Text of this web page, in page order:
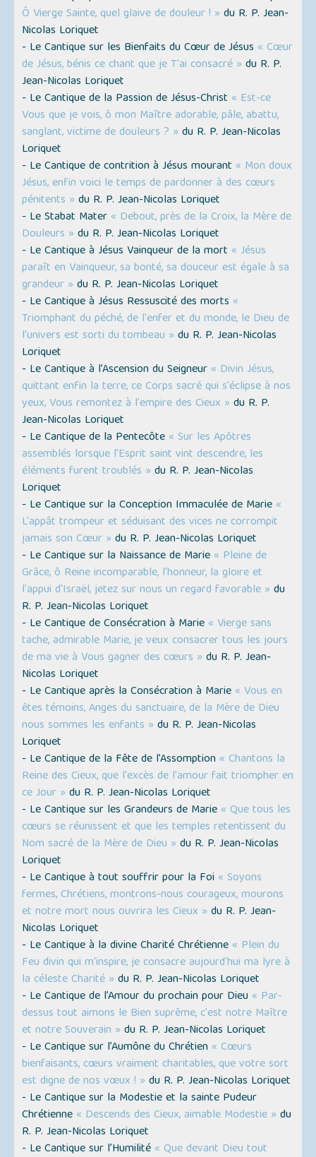
Ô Vierge Sainte, quel glaive de douleur ! » du R. P. Jean-
Nicolas Loriquet
- Le Cantique sur les Bienfaits du Cœur de Jésus « Cœur
de Jésus, bénis ce chant que je T'ai consacré » du R. P.
Jean-Nicolas Loriquet
- Le Cantique de la Passion de Jésus-Christ « Est-ce
Vous que je vois, ô mon Maître adorable, pâle, abattu,
sanglant, victime de douleurs ? » du R. P. Jean-Nicolas
Loriquet
- Le Cantique de contrition à Jésus mourant « Mon doux
Jésus, enfin voici le temps de pardonner à des cœurs
pénitents » du R. P. Jean-Nicolas Loriquet
- Le Stabat Mater « Debout, près de la Croix, la Mère de
Douleurs » du R. P. Jean-Nicolas Loriquet
- Le Cantique à Jésus Vainqueur de la mort « Jésus
paraît en Vainqueur, sa bonté, sa douceur est égale à sa
grandeur » du R. P. Jean-Nicolas Loriquet
- Le Cantique à Jésus Ressuscité des morts «
Triomphant du péché, de l'enfer et du monde, le Dieu de
l'univers est sorti du tombeau » du R. P. Jean-Nicolas
Loriquet
- Le Cantique à l’Ascension du Seigneur « Divin Jésus,
quittant enfin la terre, ce Corps sacré qui s'éclipse à nos
yeux, Vous remontez à l'empire des Cieux » du R. P.
Jean-Nicolas Loriquet
- Le Cantique de la Pentecôte « Sur les Apôtres
assemblés lorsque l'Esprit saint vint descendre, les
éléments furent troublés » du R. P. Jean-Nicolas
Loriquet
- Le Cantique sur la Conception Immaculée de Marie «
L'appât trompeur et séduisant des vices ne corrompit
jamais son Cœur » du R. P. Jean-Nicolas Loriquet
- Le Cantique sur la Naissance de Marie « Pleine de
Grâce, ô Reine incomparable, l'honneur, la gloire et
l'appui d'Israël, jetez sur nous un regard favorable » du
R. P. Jean-Nicolas Loriquet
- Le Cantique de Consécration à Marie « Vierge sans
tache, admirable Marie, je veux consacrer tous les jours
de ma vie à Vous gagner des cœurs » du R. P. Jean-
Nicolas Loriquet
- Le Cantique après la Consécration à Marie « Vous en
êtes témoins, Anges du sanctuaire, de la Mère de Dieu
nous sommes les enfants » du R. P. Jean-Nicolas
Loriquet
- Le Cantique de la Fête de l’Assomption « Chantons la
Reine des Cieux, que l'excès de l'amour fait triompher en
ce Jour » du R. P. Jean-Nicolas Loriquet
- Le Cantique sur les Grandeurs de Marie « Que tous les
cœurs se réunissent et que les temples retentissent du
Nom sacré de la Mère de Dieu » du R. P. Jean-Nicolas
Loriquet
- Le Cantique à tout souffrir pour la Foi « Soyons
fermes, Chrétiens, montrons-nous courageux, mourons
et notre mort nous ouvrira les Cieux » du R. P. Jean-
Nicolas Loriquet
- Le Cantique à la divine Charité Chrétienne « Plein du
Feu divin qui m'inspire, je consacre aujourd'hui ma lyre à
la céleste Charité » du R. P. Jean-Nicolas Loriquet
- Le Cantique de l’Amour du prochain pour Dieu « Par-
dessus tout aimons le Bien suprême, c'est notre Maître
et notre Souverain » du R. P. Jean-Nicolas Loriquet
- Le Cantique sur l’Aumône du Chrétien « Cœurs
bienfaisants, cœurs vraiment charitables, que votre sort
est digne de nos vœux ! » du R. P. Jean-Nicolas Loriquet
- Le Cantique sur la Modestie et la sainte Pudeur
Chrétienne « Descends des Cieux, aimable Modestie » du
R. P. Jean-Nicolas Loriquet
- Le Cantique sur l’Humilité « Que devant Dieu tout